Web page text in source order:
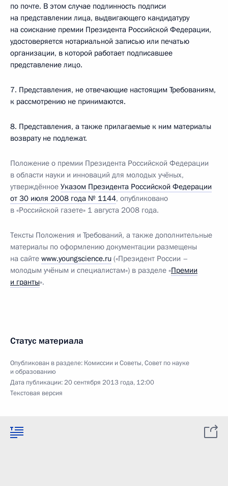
по почте. В этом случае подлинность подписи
на представлении лица, выдвигающего кандидатуру
на соискание премии Президента Российской Федерации,
удостоверяется нотариальной записью или печатью
организации, в которой работает подписавшее
представление лицо.
7. Представления, не отвечающие настоящим Требованиям,
к рассмотрению не принимаются.
8. Представления, а также прилагаемые к ним материалы
возврату не подлежат.
Положение о премии Президента Российской Федерации
в области науки и инноваций для молодых учёных,
утверждённое Указом Президента Российской Федерации
от 30 июля 2008 года № 1144, опубликовано
в «Российской газете» 1 августа 2008 года.
Тексты Положения и Требований, а также дополнительные
материалы по оформлению документации размещены
на сайте www.youngscience.ru («Президент России –
молодым учёным и специалистам») в разделе «Премии
и гранты».
Статус материала
Опубликован в разделе: Комиссии и Советы,Совет по науке
и образованию
Дата публикации:20 сентября 2013 года, 12:00
Текстовая версия